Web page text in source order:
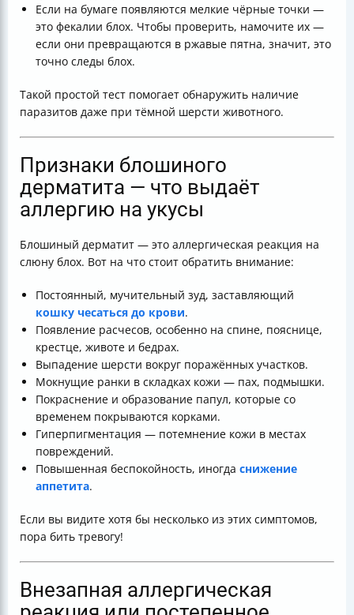
Если на бумаге появляются мелкие чёрные точки —
это фекалии блох. Чтобы проверить, намочите их —
если они превращаются в ржавые пятна, значит, это
точно следы блох.
Такой простой тест помогает обнаружить наличие
паразитов даже при тёмной шерсти животного.
Признаки блошиного
дерматита — что выдаёт
аллергию на укусы
Блошиный дерматит — это аллергическая реакция на
слюну блох. Вот на что стоит обратить внимание:
Постоянный, мучительный зуд, заставляющий
кошку чесаться до крови.
Появление расчесов, особенно на спине, пояснице,
крестце, животе и бедрах.
Выпадение шерсти вокруг поражённых участков.
Мокнущие ранки в складках кожи — пах, подмышки.
Покраснение и образование папул, которые со
временем покрываются корками.
Гиперпигментация — потемнение кожи в местах
повреждений.
Повышенная беспокойность, иногда снижение
аппетита.
Если вы видите хотя бы несколько из этих симптомов,
пора бить тревогу!
Внезапная аллергическая